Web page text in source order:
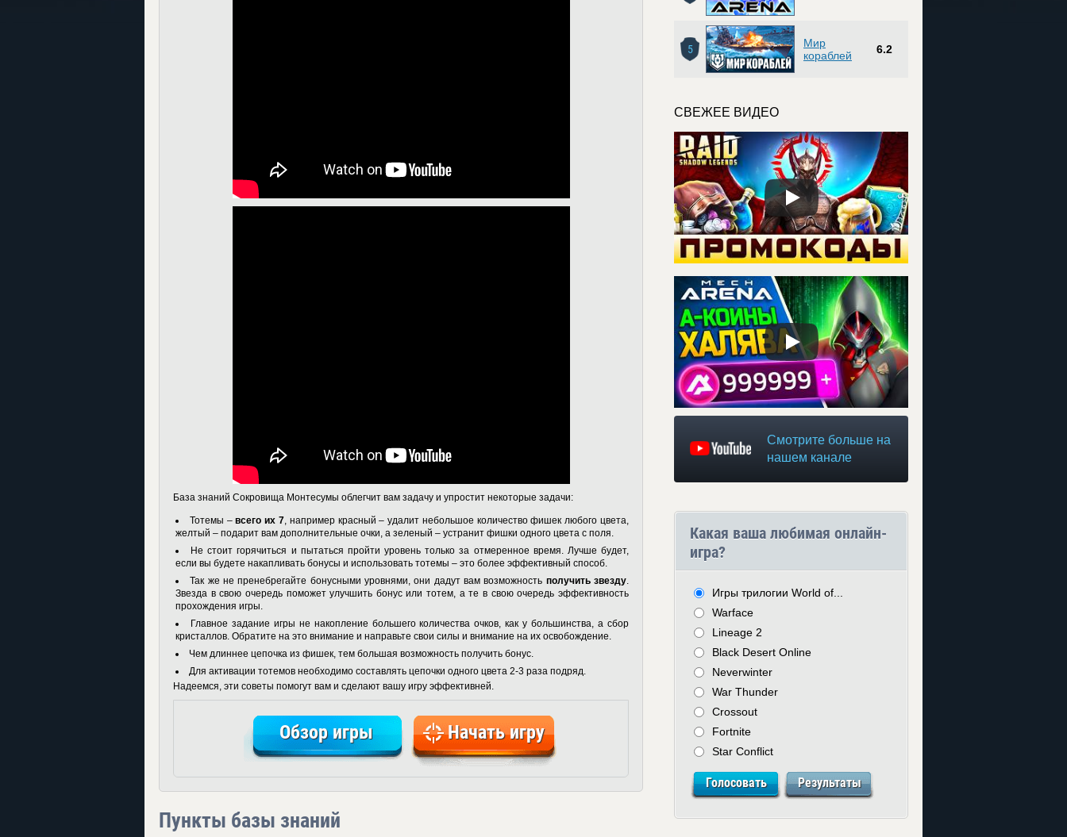
База знаний Сокровища Монтесумы облегчит вам задачу и упростит некоторые задачи:
Тотемы –всего их 7, например красный – удалит небольшое количество фишек любого цвета,
желтый – подарит вам дополнительные очки, а зеленый – устранит фишки одного цвета с поля.
Не стоит горячиться и пытаться пройти уровень только за отмеренное время. Лучше будет,
если вы будете накапливать бонусы и использовать тотемы – это более эффективный способ.
Так же не пренебрегайте бонусными уровнями, они дадут вам возможность получить звезду
Звезда в свою очередь поможет улучшить бонус или тотем, а те в свою очередь эффективность
прохождения игры.
Главное задание игры не накопление большего количества очков, как у большинства, а сбор
кристаллов. Обратите на это внимание и направьте свои силы и внимание на их освобождение.
Чем длиннее цепочка из фишек, тем большая возможность получить бонус.
Для активации тотемов необходимо составлять цепочки одного цвета 2-3 раза подряд.
Надеемся, эти советы помогут вам и сделают вашу игру эффективней.
Обзор игры Начать игру
Пункты базы знаний
5
Мир
кораблей
6.2
СВЕЖЕЕ ВИДЕО
Смотрите больше на
нашем канале
Какая ваша любимая онлайн-
игра?
Игры трилогии World of...
Warface
Lineage 2
Black Desert Online
Neverwinter
War Thunder
Crossout
Fortnite
Star Conflict